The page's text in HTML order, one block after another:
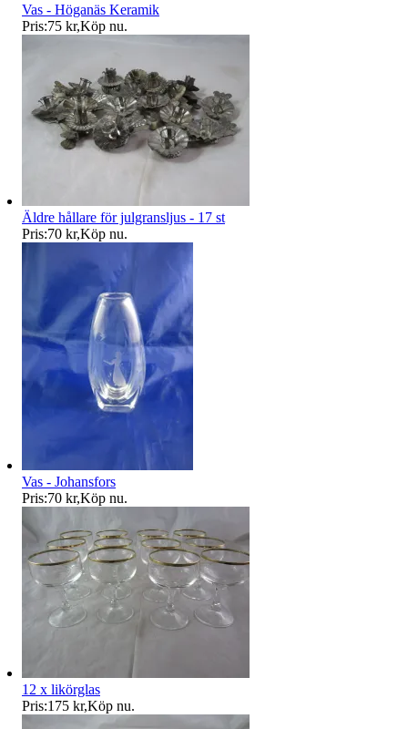
Vas - Höganäs Keramik
Pris:75 kr,Köp nu.
Äldre hållare för julgransljus - 17 st
Pris:70 kr,Köp nu.
Vas - Johansfors
Pris:70 kr,Köp nu.
12 x likörglas
Pris:175 kr,Köp nu.